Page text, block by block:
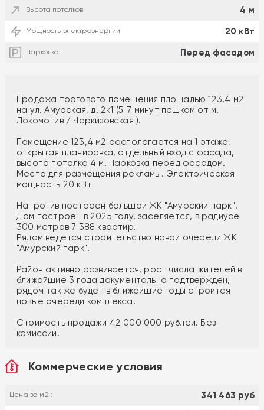
Высота потолков 4 м
Мощность электроэнергии 20 кВт
Парковка Перед фасадом
Продажа торгового помещения площадью 123,4 м2
на ул. Амурская, д. 2к1 (5-7 минут пешком от м.
Локомотив / Черкизовская ).
Помещение 123,4 м2 располагается на 1 этаже,
открытая планировка, отдельный вход с фасада,
высота потолка 4 м. Парковка перед фасадом.
Место для размещения рекламы. Электрическая
мощность 20 кВт
Напротив построен большой ЖК "Амурский парк".
Дом построен в 2025 году, заселяется, в радиусе
300 метров 7 388 квартир.
Рядом ведется строительство новой очереди ЖК
"Амурский парк".
Район активно развивается, рост числа жителей в
ближайшие 3 года документально подтвержден,
рядом так же будет в ближайшие годы строится
новые очереди комплекса.
Стоимость продажи 42 000 000 рублей. Без
комиссии.
Коммерческие условия
Цена за м2 : 341 463 руб